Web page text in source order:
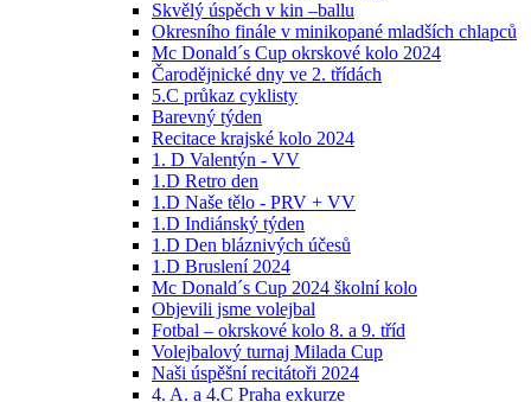
Skvělý úspěch v kin –ballu
Okresního finále v minikopané mladších chlapců
Mc Donald´s Cup okrskové kolo 2024
Čarodějnické dny ve 2. třídách
5.C průkaz cyklisty
Barevný týden
Recitace krajské kolo 2024
1. D Valentýn - VV
1.D Retro den
1.D Naše tělo - PRV + VV
1.D Indiánský týden
1.D Den bláznivých účesů
1.D Bruslení 2024
Mc Donald´s Cup 2024 školní kolo
Objevili jsme volejbal
Fotbal – okrskové kolo 8. a 9. tříd
Volejbalový turnaj Milada Cup
Naši úspěšní recitátoři 2024
4. A. a 4.C Praha exkurze